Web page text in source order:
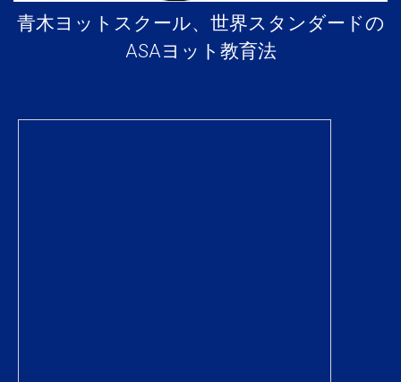
青木ヨットスクール、世界スタンダードの
ASAヨット教育法